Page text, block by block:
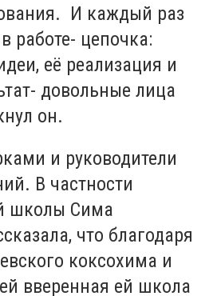
И каждый раз
работе- цепочка:
её реализация и
довольные лица
он.
и руководители
В частности
школы Сима
что благодаря
коксохима и
вверенная ей школа